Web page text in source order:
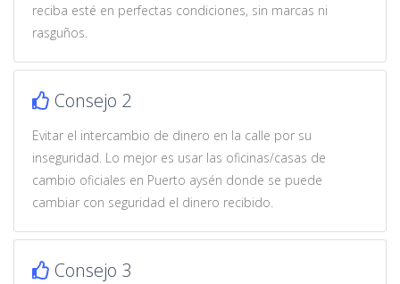
reciba esté en perfectas condiciones, sin marcas ni
rasguños.
Consejo 2
Evitar el intercambio de dinero en la calle por su
inseguridad. Lo mejor es usar las oficinas/casas de
cambio oficiales en Puerto aysén donde se puede
cambiar con seguridad el dinero recibido.
Consejo 3